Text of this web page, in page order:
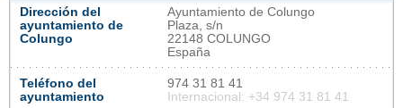
Dirección del
ayuntamiento de
Colungo
Ayuntamiento de Colungo
Plaza, s/n
22148 COLUNGO
España
Teléfono del
ayuntamiento
974 31 81 41
Internacional: +34 974 31 81 41